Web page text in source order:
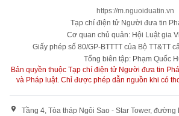
https://m.nguoiduatin.vn
Tạp chí điện tử Người đưa tin
Cơ quan chủ quản: Hội Luật gia
Giấy phép số 80/GP-BTTTT của Bộ TT&TT
Tổng biên tập: Phạm Quốc
Bản quyền thuộc Tạp chí điện tử Người đưa tin
và Pháp luật. Chỉ được phép dẫn nguồn khi có
Tầng 4, Tòa tháp Ngôi Sao - Star Tower,